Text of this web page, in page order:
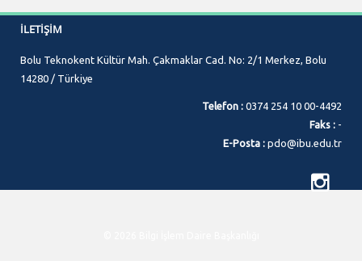
İLETIŞIM
Bolu Teknokent Kültür Mah. Çakmaklar Cad. No: 2/1 Merkez, Bolu
14280 / Türkiye
Telefon : 0374 254 10 00-4492
Faks : -
E-Posta : pdo@ibu.edu.tr